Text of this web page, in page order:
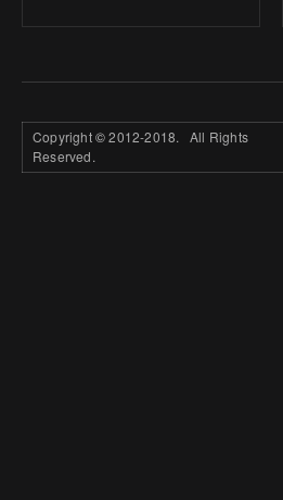
Copyright©2012-2018. All Rights
Reserved.